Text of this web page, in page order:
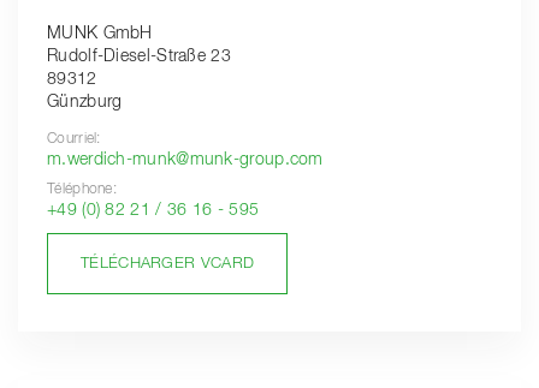
MUNK GmbH
Rudolf-Diesel-Straße 23
89312
Günzburg
Courriel:
m.werdich-munk@munk-group.com
Téléphone:
+49 (0) 82 21 / 36 16 - 595
TÉLÉCHARGER VCARD